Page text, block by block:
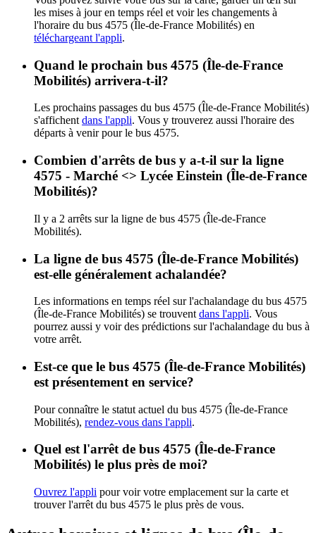
les mises à jour en temps réel et voir les changements à
l'horaire du bus 4575 (Île-de-France Mobilités) en
téléchargeant l'appli.
Quand le prochain bus 4575 (Île-de-France
Mobilités) arrivera-t-il?
Les prochains passages du bus 4575 (Île-de-France Mobilités)
s'affichent dans l'appli. Vous y trouverez aussi l'horaire des
départs à venir pour le bus 4575.
Combien d'arrêts de bus y a-t-il sur la ligne
4575 - Marché <> Lycée Einstein (Île-de-France
Mobilités)?
Il y a 2 arrêts sur la ligne de bus 4575 (Île-de-France
Mobilités).
La ligne de bus 4575 (Île-de-France Mobilités)
est-elle généralement achalandée?
Les informations en temps réel sur l'achalandage du bus 4575
(Île-de-France Mobilités) se trouvent dans l'appli. Vous
pourrez aussi y voir des prédictions sur l'achalandage du bus à
votre arrêt.
Est-ce que le bus 4575 (Île-de-France Mobilités)
est présentement en service?
Pour connaître le statut actuel du bus 4575 (Île-de-France
Mobilités), rendez-vous dans l'appli.
Quel est l'arrêt de bus 4575 (Île-de-France
Mobilités) le plus près de moi?
Ouvrez l'appli pour voir votre emplacement sur la carte et
trouver l'arrêt du bus 4575 le plus près de vous.